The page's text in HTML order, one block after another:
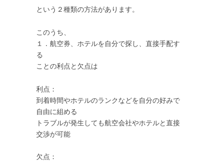
という２種類の方法があります。
このうち、
１．航空券、ホテルを自分で探し、直接手配す
る
ことの利点と欠点は
利点：
到着時間やホテルのランクなどを自分の好みで
自由に組める
トラブルが発生しても航空会社やホテルと直接
交渉が可能
欠点：